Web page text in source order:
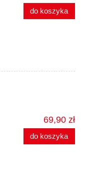
do koszyka
69,90 zł
do koszyka